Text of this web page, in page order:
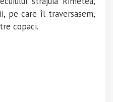
pe care îl traversasem,
copaci.